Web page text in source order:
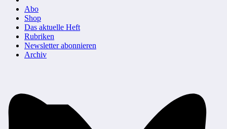
Abo
Shop
Das aktuelle Heft
Rubriken
Newsletter abonnieren
Archiv